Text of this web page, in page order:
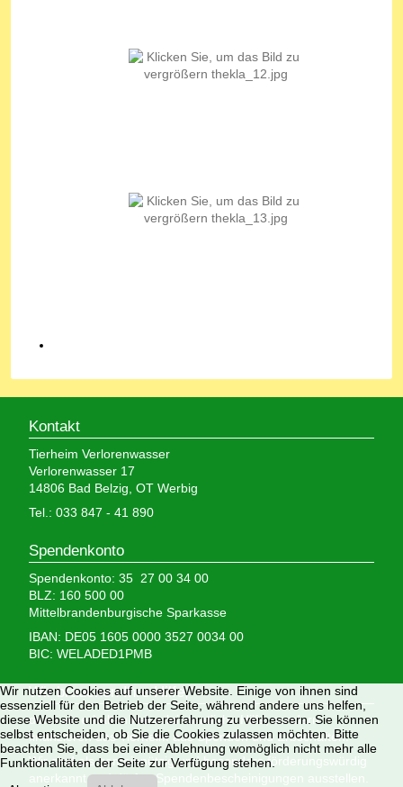
Kontakt
Tierheim Verlorenwasser
Verlorenwasser 17
14806 Bad Belzig, OT Werbig
Tel.: 033 847 - 41 890
Spendenkonto
Spendenkonto: 35 27 00 34 00
BLZ: 160 500 00
Mittelbrandenburgische Sparkasse
IBAN: DE05 1605 0000 3527 0034 00
BIC: WELADED1PMB
Wir brauchen Ihre Hilfe,
denn wir erhalten keinerlei staatliche Hilfe, sondern
finanzieren das Tierheim aus Spenden und Erbschaften.
Wir sind als gemeinnützig und besonders förderungswürdig
anerkannt und dürfen Spendenbescheinigungen ausstellen.
Wir nutzen Cookies auf unserer Website. Einige von ihnen sind
essenziell für den Betrieb der Seite, während andere uns helfen,
diese Website und die Nutzererfahrung zu verbessern. Sie können
selbst entscheiden, ob Sie die Cookies zulassen möchten. Bitte
beachten Sie, dass bei einer Ablehnung womöglich nicht mehr alle
Funktionalitäten der Seite zur Verfügung stehen.